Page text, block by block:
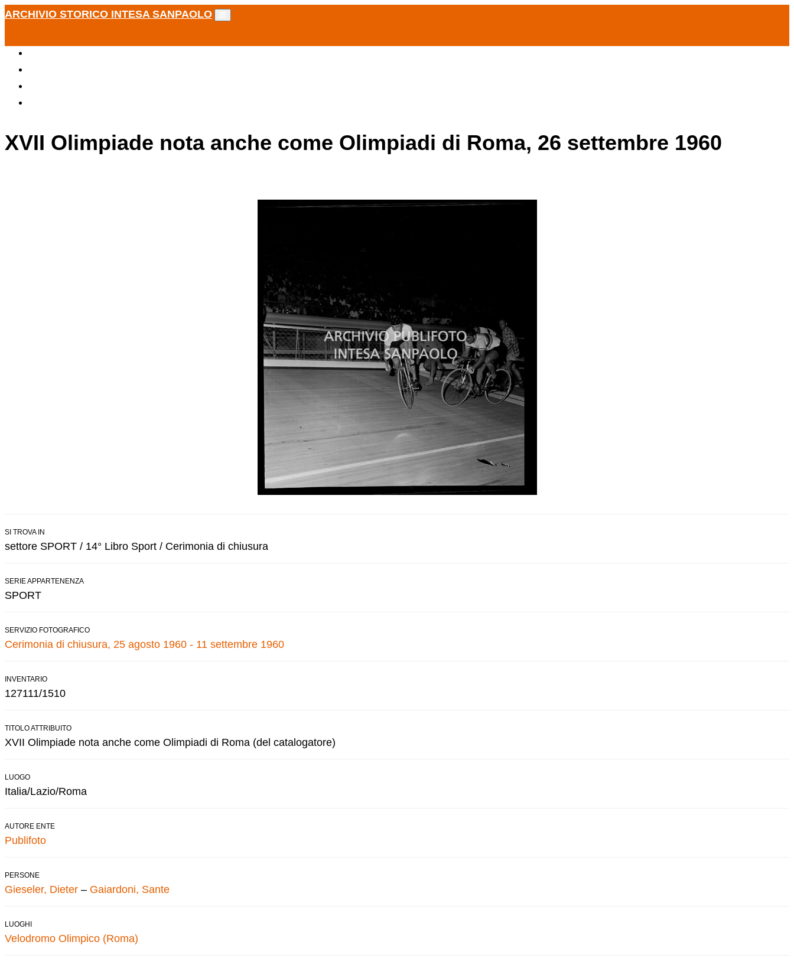
ARCHIVIO STORICO INTESA SANPAOLO
XVII Olimpiade nota anche come Olimpiadi di Roma, 26 settembre 1960
SI TROVA IN
settore SPORT / 14° Libro Sport / Cerimonia di chiusura
SERIE APPARTENENZA
SPORT
SERVIZIO FOTOGRAFICO
Cerimonia di chiusura, 25 agosto 1960 - 11 settembre 1960
INVENTARIO
127111/1510
TITOLO ATTRIBUITO
XVII Olimpiade nota anche come Olimpiadi di Roma (del catalogatore)
LUOGO
Italia/Lazio/Roma
AUTORE ENTE
Publifoto
PERSONE
Gieseler, Dieter – Gaiardoni, Sante
LUOGHI
Velodromo Olimpico (Roma)